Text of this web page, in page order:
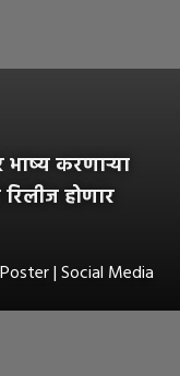
करणाऱ्या
होणार
| Social Media